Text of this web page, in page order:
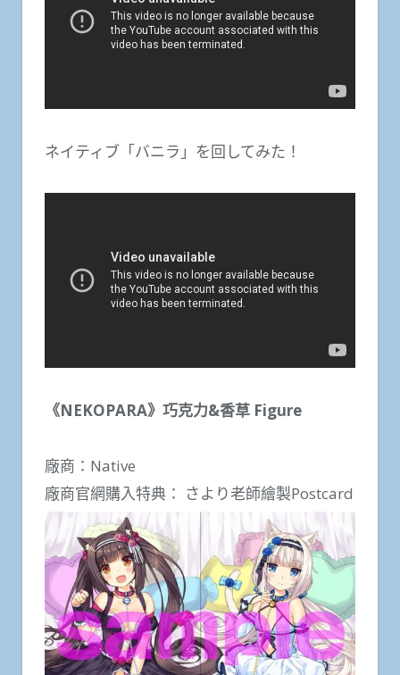
ネイティブ「バニラ」を回してみた！
《NEKOPARA》巧克力&香草 Figure
廠商：Native
廠商官網購入特典： さより老師繪製Postcard